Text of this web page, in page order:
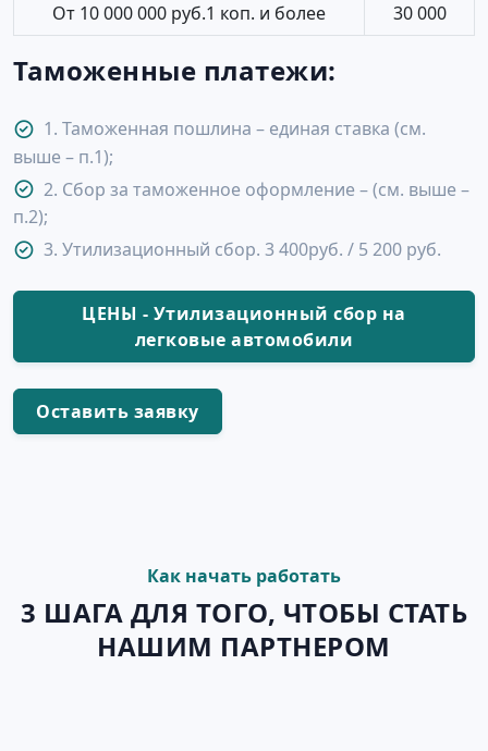
От 10 000 000 руб.1 коп. и более 30 000
Таможенные платежи:
1. Таможенная пошлина – единая ставка (см.
выше – п.1);
2. Сбор за таможенное оформление – (см. выше –
п.2);
3. Утилизационный сбор. 3 400руб. / 5 200 руб.
ЦЕНЫ - Утилизационный сбор на
легковые автомобили
Оставить заявку
Как начать работать
3 ШАГА ДЛЯ ТОГО, ЧТОБЫ СТАТЬ
НАШИМ ПАРТНЕРОМ